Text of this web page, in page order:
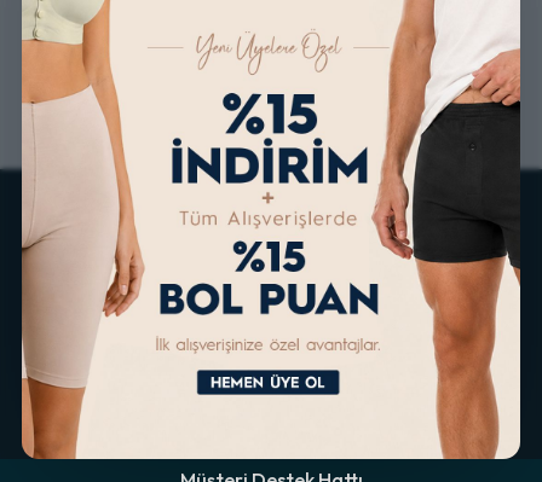
KOLAY İADE & DEĞİŞİM
ALTERNATİF ÖDEME
İMKANLARI